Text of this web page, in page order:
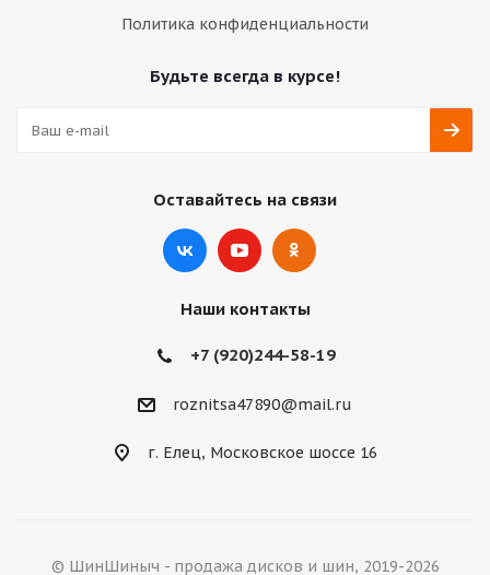
Политика конфиденциальности
Будьте всегда в курсе!
Оставайтесь на связи
Наши контакты
+7 (920)244-58-19
roznitsa47890@mail.ru
г. Елец, Московское шоссе 16
© ШинШиныч - продажа дисков и шин, 2019-2026